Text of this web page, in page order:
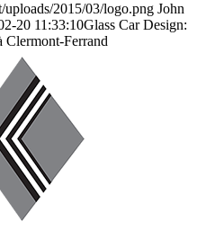
2015/03/logo.png John
20 11:33:10Glass Car Design:
Clermont-Ferrand